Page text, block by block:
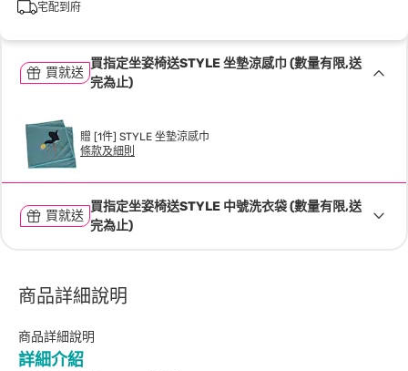
宅配到府
買就送
買指定坐姿椅送STYLE 坐墊涼感巾 (數量有限,送
完為止)
贈 [1件] STYLE 坐墊涼感巾
條款及細則
買就送
買指定坐姿椅送STYLE 中號洗衣袋 (數量有限,送
完為止)
商品詳細說明
商品詳細說明
詳細介紹